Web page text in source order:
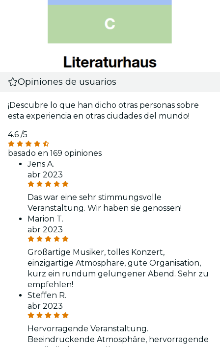
Opiniones de usuarios
¡Descubre lo que han dicho otras personas sobre
esta experiencia en otras ciudades del mundo!
4.6 /5
basado en 169 opiniones
Jens A.
abr 2023
Das war eine sehr stimmungsvolle
Veranstaltung. Wir haben sie genossen!
Marion T.
abr 2023
Großartige Musiker, tolles Konzert,
einzigartige Atmosphäre, gute Organisation,
kurz ein rundum gelungener Abend. Sehr zu
empfehlen!
Steffen R.
abr 2023
Hervorragende Veranstaltung.
Beeindruckende Atmosphäre, hervorragende